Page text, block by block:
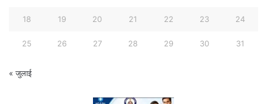
18 19 20 21 22 23 24
25 26 27 28 29 30 31
« जुलाई